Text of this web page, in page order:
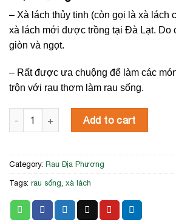
– Xà lách thủy tinh (còn gọi là xà lách
xà lách mới được trồng tại Đà Lạt. Do
giòn và ngọt.
– Rất được ưa chuộng để làm các
trộn với rau thơm làm rau sống.
Xà Lách Thủy Tinh Thủy Canh quantity
Add to cart
Category: Rau Địa Phương
Tags: rau sống, xà lách